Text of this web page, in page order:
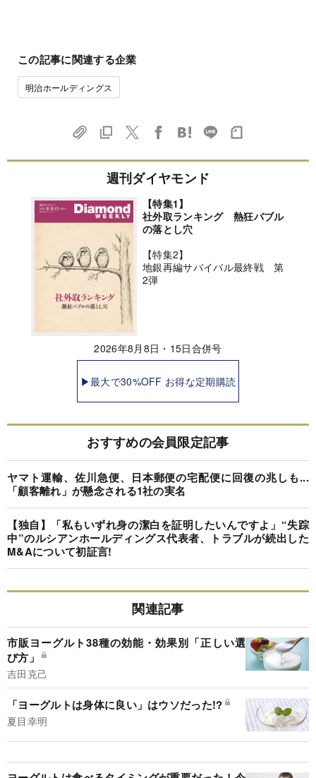
この記事に関連する企業
明治ホールディングス
週刊ダイヤモンド
【特集1】
社外取ランキング 熱狂バブル
の落とし穴
【特集2】
地銀再編サバイバル最終戦 第
2弾
2026年8月8日・15日合併号
▶最大で30%OFF お得な定期購読
おすすめの会員限定記事
ヤマト運輸、佐川急便、日本郵便の宅配便に回復の兆しも...
「顧客離れ」が懸念される1社の実名
【独自】「私もいずれ身の潔白を証明したいんですよ」“失踪
中”のルシアンホールディングス代表者、トラブルが続出した
M&Aについて初証言!
関連記事
市販ヨーグルト38種の効能・効果別「正しい選
び方」
吉田克己
「ヨーグルトは身体に良い」はウソだった!?
夏目幸明